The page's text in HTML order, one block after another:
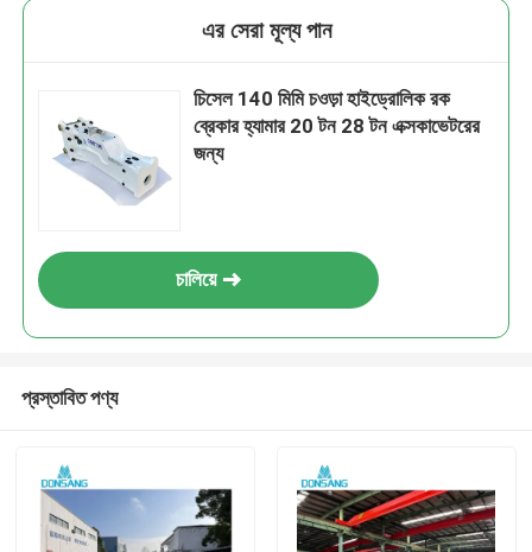
এর সেরা মূল্য পান
চিসেল 140 মিমি চওড়া হাইড্রোলিক রক
ব্রেকার হ্যামার 20 টন 28 টন এক্সকাভেটরের
জন্য
চালিয়ে
প্রস্তাবিত পণ্য